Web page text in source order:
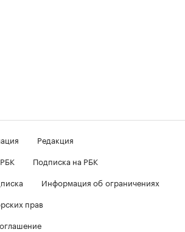
Редакция
Подписка на РБК
Информация об ограничениях
прав